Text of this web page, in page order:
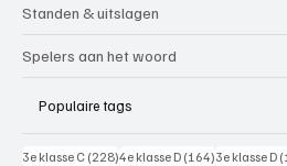
Standen & uitslagen
Spelers aan het woord
Populaire tags
3e klasse C (228)228 posts
4e klasse D (164)164 posts
3e klasse D